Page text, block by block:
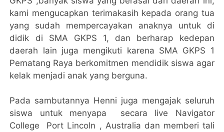
kami mengucapkan terimakasih kepada orang tua
yang sudah mempercayakan anaknya untuk di
didik di SMA GKPS 1, dan berharap kedepan
daerah lain juga mengikuti karena SMA GKPS 1
Pematang Raya berkomitmen mendidik siswa agar
kelak menjadi anak yang berguna.
Pada sambutannya Henni juga mengajak seluruh
siswa untuk menyapa secara live Navigator
College Port Lincoln , Australia dan memberi tali